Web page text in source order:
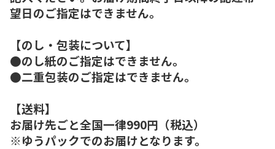
望日のご指定はできません。
【のし・包装について】
●のし紙のご指定はできません。
●二重包装のご指定はできません。
【送料】
お届け先ごと全国一律990円（税込）
※ゆうパックでのお届けとなります。